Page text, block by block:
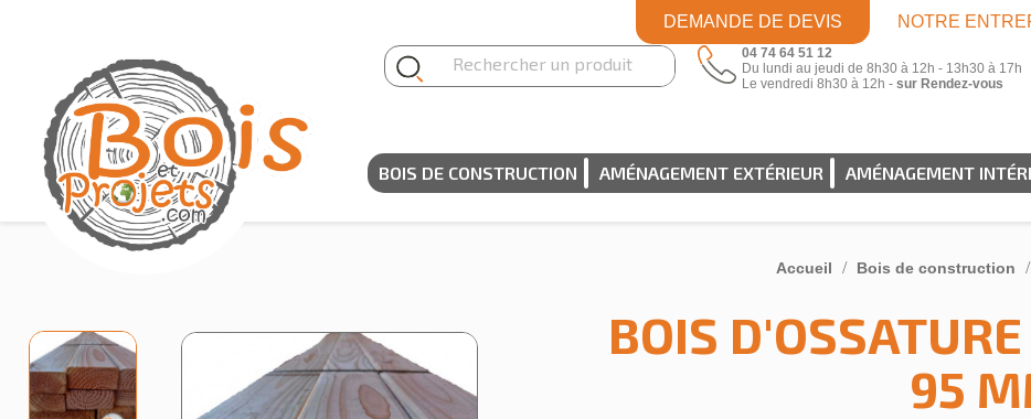
DEMANDE DE DEVIS NOTRE
04 74 64 51 12
Du lundi au jeudi de 8h30 à 12h - 13h30 à 17h
Le vendredi 8h30 à 12h - sur Rendez-vous
BOIS DE CONSTRUCTION AMÉNAGEMENT EXTÉRIEUR AMÉNAGEMENT
Accueil Bois de construction
BOIS
95